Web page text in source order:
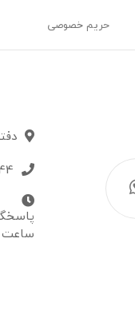
حریم خصوصی
ساعت 10 تا 19